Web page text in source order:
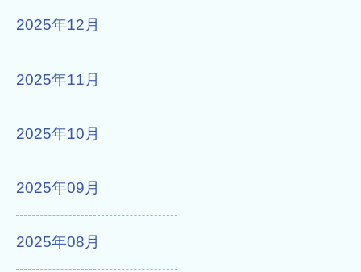
2025年12月
2025年11月
2025年10月
2025年09月
2025年08月